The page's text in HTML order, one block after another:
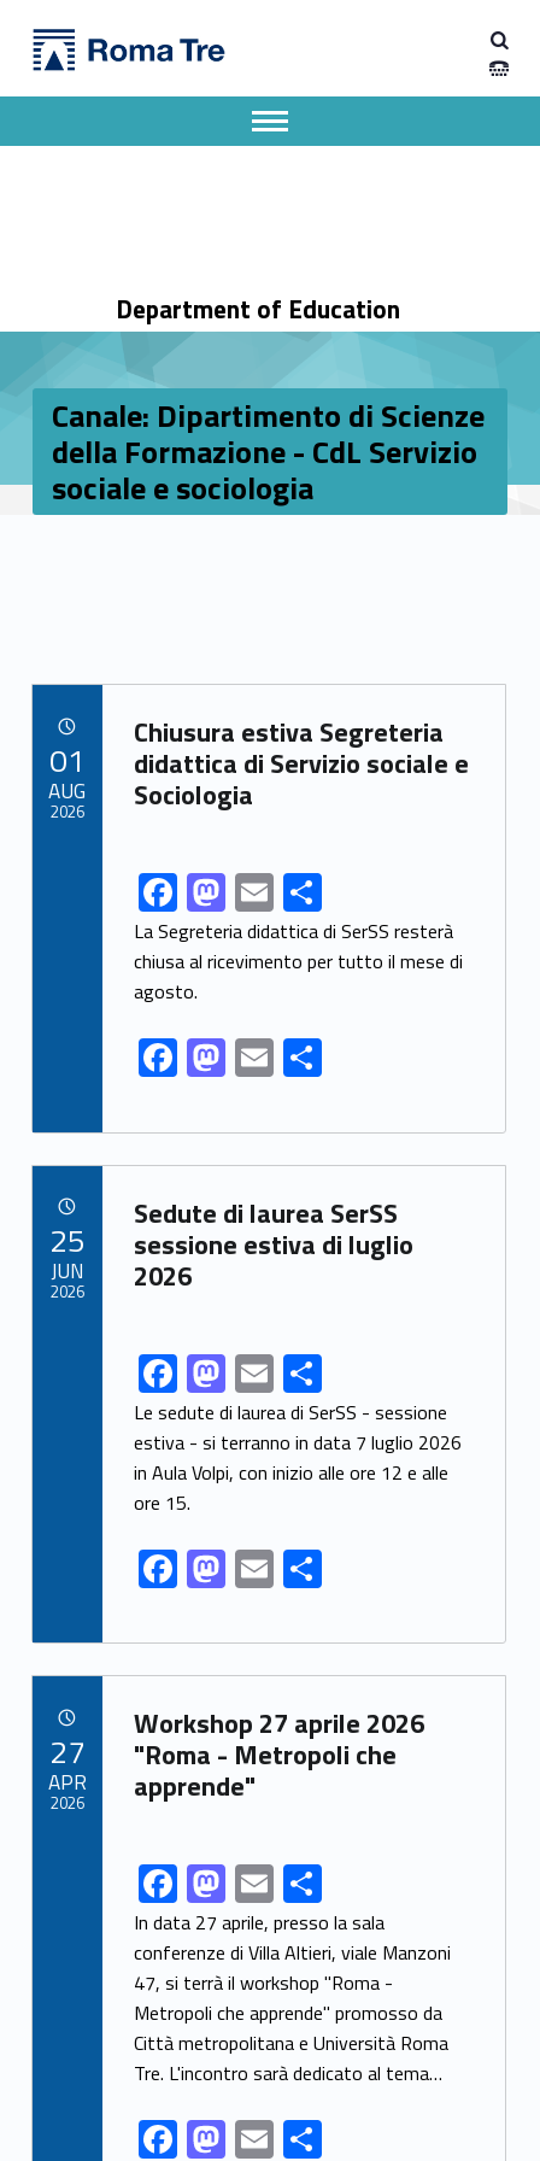
Canale: Dipartimento di Scienze della Formazione - CdL Servizio sociale e sociologia - Dipartimento di Scienze della Formazione
Dipartimento di Scienze della Formazione dell'Università degli Studi Roma Tre
Department of Education
Apri il menu secondario
Header info sidebar
Canale: Dipartimento di Scienze
della Formazione - CdL Servizio
sociale e sociologia
Link identifier archive #link-archive-98493
Chiusura estiva Segreteria
didattica di Servizio sociale e
Sociologia
Link identifier share facebook archive #share-link-archive-38820F
ac
e
b
o
o
k
M
as
to
o
n
E
m
ai
S
h
ar
La Segreteria didattica di SerSS resterà
chiusa al ricevimento per tutto il mese di
agosto.
F
ac
e
b
o
o
k
M
as
to
d
o
n
E
m
ai
l
S
ar
e
01
AUG
2026
Link identifier archive #link-archive-89556
Sedute di laurea SerSS
sessione estiva di luglio
2026
Link identifier share facebook archive #share-link-archive-70130F
ac
e
b
o
o
k
M
as
to
d
n
E
m
ai
l
S
h
ar
e
Le sedute di laurea di SerSS - sessione
estiva - si terranno in data 7 luglio 2026
in Aula Volpi, con inizio alle ore 12 e alle
ore 15.
F
ac
e
b
o
o
k
M
as
to
d
o
n
E
m
ai
l
S
h
ar
e
25
JUN
2026
Link identifier archive #link-archive-16827
Workshop 27 aprile 2026
"Roma - Metropoli che
apprende"
Link identifier share facebook archive #share-link-archive-23474F
ac
e
b
o
o
k
M
as
to
d
o
n
E
m
ai
l
S
h
ar
e
In data 27 aprile, presso la sala
conferenze di Villa Altieri, viale Manzoni
47, si terrà il workshop "Roma -
Metropoli che apprende" promosso da
Città metropolitana e Università Roma
Tre. L'incontro sarà dedicato al tema…
F M E S
27
APR
2026